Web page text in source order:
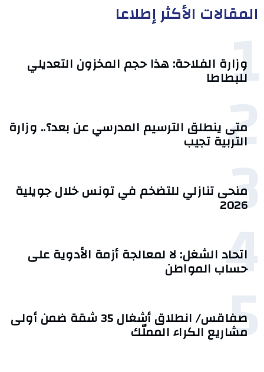
المقالات الأكثر إطلاعا
1
وزارة الفلاحة: هذا حجم المخزون التعديلي
للبطاطا
2
متى ينطلق الترسيم المدرسي عن بعد؟.. وزارة
التربية تجيب
3 منحى تنازلي ‎للتضخم في تونس خلال جويلية
2026‎
4
اتحاد الشغل: لا لمعالجة أزمة الأدوية على
حساب المواطن
5 صفاقس/ انطلاق أشغال 35 شقة ضمن أولى
مشاريع الكراء المملّك